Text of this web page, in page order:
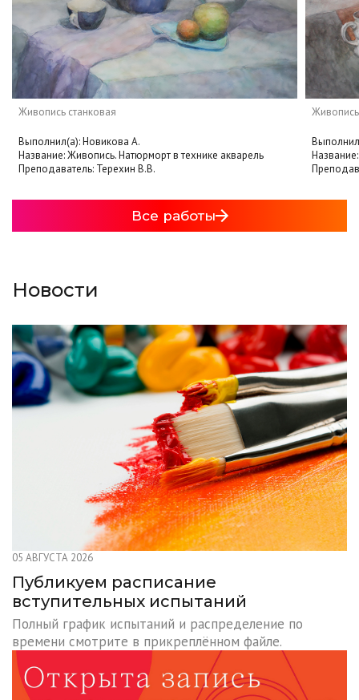
Живопись станковая
Выполнил(а): Новикова А.
Название: Живопись. Натюрморт в технике акварель
Преподаватель: Терехин В.В.
Все работы
Новости
05 АВГУСТА 2026
Публикуем расписание
вступительных испытаний
Полный график испытаний и распределение по
времени смотрите в прикреплённом файле.